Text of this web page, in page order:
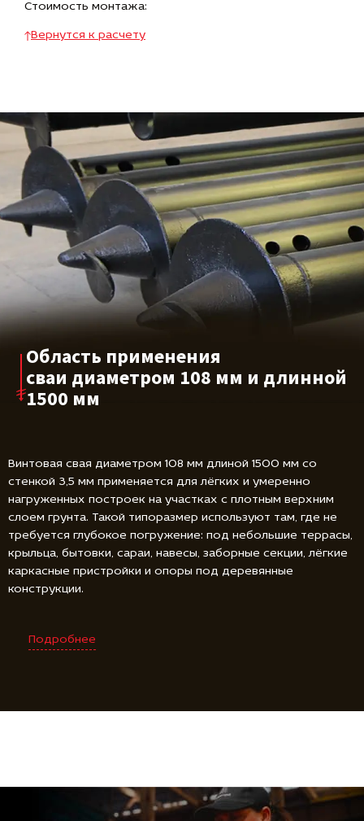
Стоимость монтажа:
Вернутся к расчету
Область применения
сваи диаметром 108 мм и длинной
1500 мм
Винтовая свая диаметром 108 мм длиной 1500 мм со
стенкой 3,5 мм применяется для лёгких и умеренно
нагруженных построек на участках с плотным верхним
слоем грунта. Такой типоразмер используют там, где не
требуется глубокое погружение: под небольшие террасы,
крыльца, бытовки, сараи, навесы, заборные секции, лёгкие
каркасные пристройки и опоры под деревянные
конструкции.
Подробнее